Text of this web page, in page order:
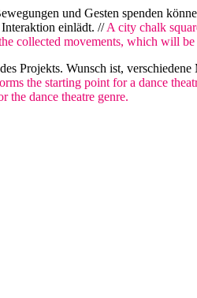
und Gesten spenden
einlädt. //A city chalk
collected movements, which will
Projekts. Wunsch ist,
the starting point for a dance
the dance theatre genre.